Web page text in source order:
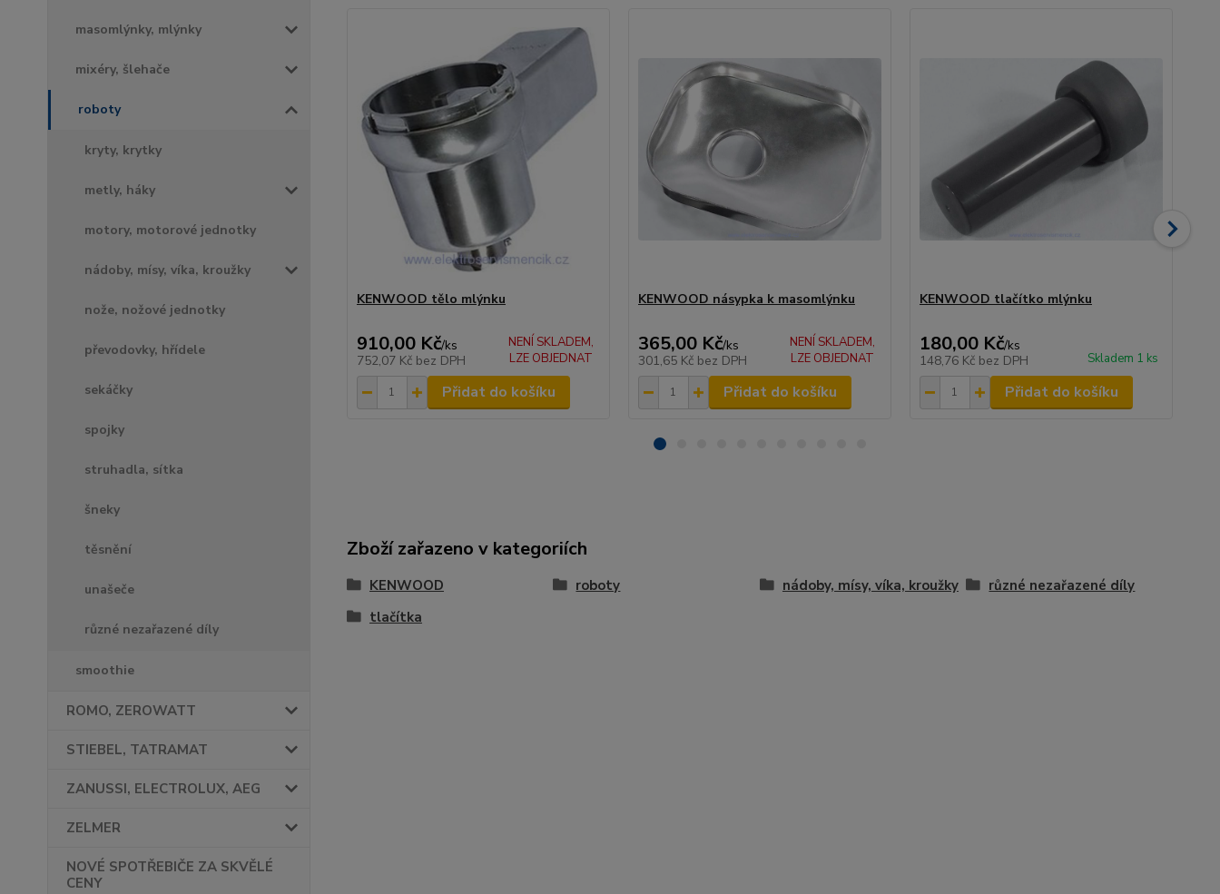
masomlýnky, mlýnky
mixéry, šlehače
roboty
kryty, krytky
metly, háky
motory, motorové jednotky
nádoby, mísy, víka, kroužky
nože, nožové jednotky
převodovky, hřídele
sekáčky
spojky
struhadla, sítka
šneky
těsnění
unašeče
různé nezařazené díly
smoothie
ROMO, ZEROWATT
STIEBEL, TATRAMAT
ZANUSSI, ELECTROLUX, AEG
ZELMER
NOVÉ SPOTŘEBIČE ZA SKVĚLÉ
CENY
KENWOOD tělo mlýnku
910,00 Kč/ks
752,07 Kč bez DPH
NENÍ SKLADEM,
LZE OBJEDNAT
Přidat do košíku
KENWOOD násypka k masomlýnku
365,00 Kč/ks
301,65 Kč bez DPH
NENÍ SKLADEM,
LZE OBJEDNAT
Přidat do košíku
KENWOOD tlačítko mlýnku
180,00 Kč/ks
148,76 Kč bez DPH Skladem 1 ks
Přidat do košíku
Zboží zařazeno v kategoriích
KENWOOD roboty nádoby, mísy, víka, kroužky
různé nezařazené díly
tlačítka